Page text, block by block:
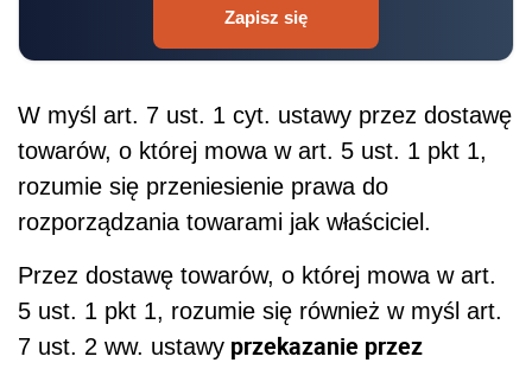
Zapisz się
W myśl art. 7 ust. 1 cyt. ustawy przez dostawę
towarów, o której mowa w art. 5 ust. 1 pkt 1,
rozumie się przeniesienie prawa do
rozporządzania towarami jak właściciel.
Przez dostawę towarów, o której mowa w art.
5 ust. 1 pkt 1, rozumie się również w myśl art.
7 ust. 2 ww. ustawy przekazanie przez